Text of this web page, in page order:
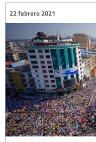
22 febrero 2021